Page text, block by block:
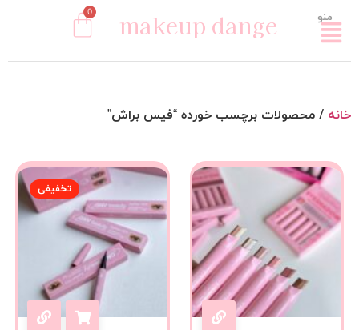
منو makeup dange
0
خانه / محصولات برچسب خورده “فیس براش”
تخفیفی